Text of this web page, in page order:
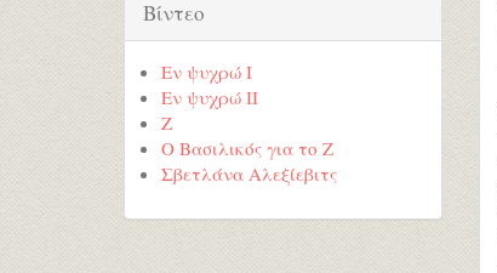
Βίντεο
Εν ψυχρώ I
Εν ψυχρώ ΙΙ
Ζ
Ο Βασιλικός για το Ζ
Σβετλάνα Αλεξίεβιτς